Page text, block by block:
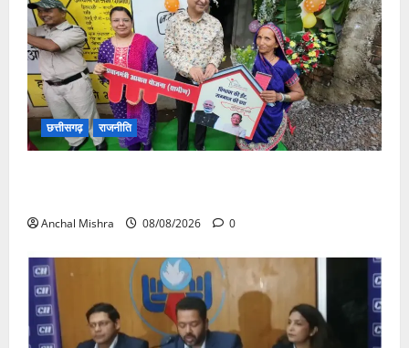
छत्तीसगढ़ राजनीति
Anchal Mishra 08/08/2026 0